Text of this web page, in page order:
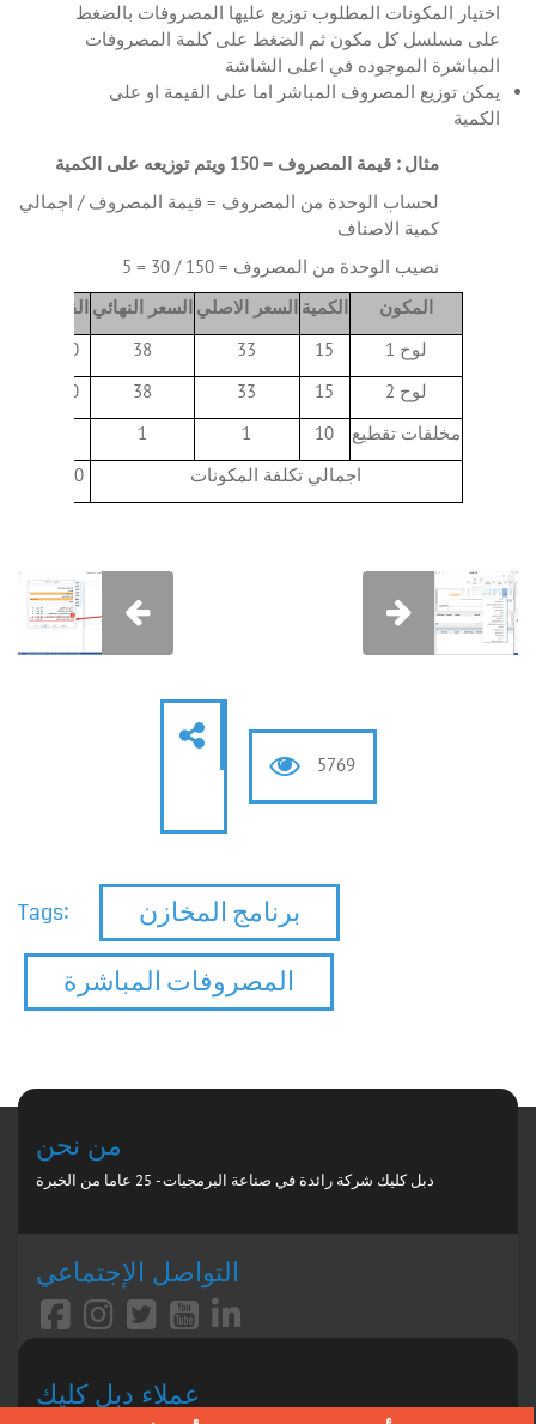
اختيار المكونات المطلوب توزيع عليها المصروفات بالضغط
على مسلسل كل مكون ثم الضغط على كلمة المصروفات
المباشرة الموجوده في اعلى الشاشة
يمكن توزيع المصروف المباشر اما على القيمة او على
الكمية
مثال : قيمة المصروف = 150 ويتم توزيعه على الكمية
لحساب الوحدة من المصروف = قيمة المصروف / اجمالي
كمية الاصناف
نصيب الوحدة من المصروف = 150 / 30 = 5
المكون
الكمية السعر الاصلي السعر النهائي القيمة
لوح 1
15
33
38
570
لوح 2
15
33
38
570
مخلفات تقطيع
10
1
1
اجمالي تكلفة المكونات
1150
5769
Tags:
برنامج المخازن
المصروفات المباشرة
من نحن
دبل كليك شركة رائدة في صناعة البرمجيات - 25 عاما من الخبرة
التواصل الإجتماعي
عملاء دبل كليك